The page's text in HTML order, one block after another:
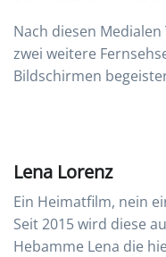
Nach diesen
zwei weitere
Bildschirmen
Lena Lorenz
Ein Heimatfilm, nein
Seit 2015 wird diese
Hebamme Lena die